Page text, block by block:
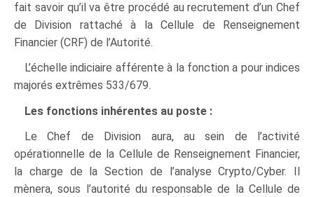
fait savoir qu’il va être procédé au recrutement d’un Chef
de Division rattaché à la Cellule de Renseignement
Financier (CRF) de l’Autorité.
L’échelle indiciaire afférente à la fonction a pour indices
majorés extrêmes 533/679.
Les fonctions inhérentes au poste :
Le Chef de Division aura, au sein de l’activité
opérationnelle de la Cellule de Renseignement Financier,
la charge de la Section de l’analyse Crypto/Cyber. Il
mènera, sous l’autorité du responsable de la Cellule de